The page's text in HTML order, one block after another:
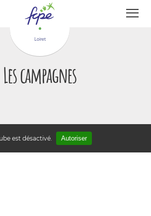
Loiret
Les campagnes
est désactivé. Autoriser
des cookies